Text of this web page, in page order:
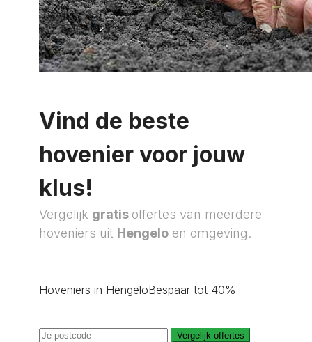
Vind de beste
hovenier voor jouw
klus!
Vergelijk gratis offertes van meerdere
hoveniers uit Hengelo en omgeving.
Hoveniers in HengeloBespaar tot 40%
Vergelijk offertes